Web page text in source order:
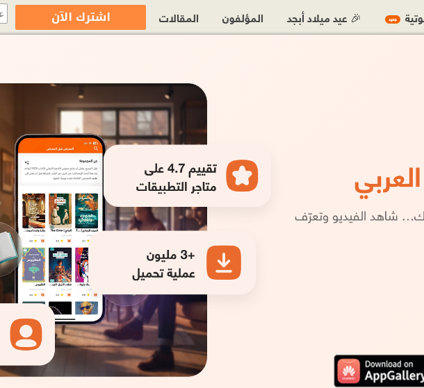
جديد 🎉 عيد ميلاد أبجد المؤلفون المقالات اشترك الآن